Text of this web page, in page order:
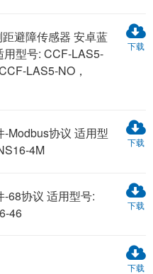
下载
避障传感器 安卓蓝
用型号: CCF-LAS5-
LAS5-NO，
下载
Modbus协议 适用型
4M
下载
68协议 适用型号:
46
下载